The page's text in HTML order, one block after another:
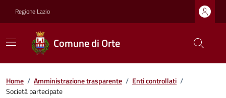
Regione Lazio
Comune di Orte
Home / Amministrazione trasparente / Enti controllati /
Società partecipate